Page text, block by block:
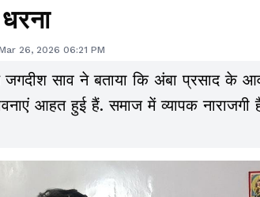
26, 2026 06:21 PM
साव ने बताया कि अंबा प्रसाद के
आहत हुई हैं. समाज में व्यापक नाराजगी